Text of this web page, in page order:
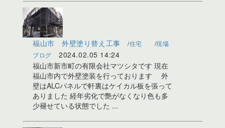
福山市 外壁塗り替え工事 住宅
現場
ブログ
2024.02.05 14:24
福山市新市町の有限会社マツシタです 現在
福山市内で外壁塗装を行っております 外
壁はALCパネルで軒裏はケイカル板を張って
ありました 経年劣化で艶がなくなり色も多
少褪せている状態でした ...